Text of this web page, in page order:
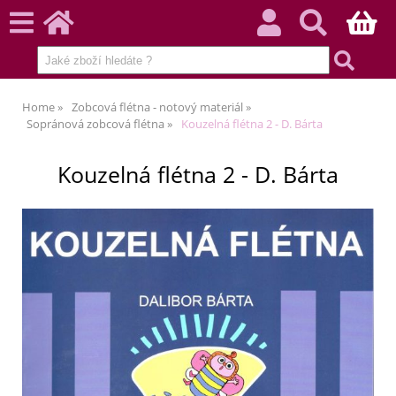
Home
Zobcová flétna - notový materiál
Sopránová zobcová flétna
Kouzelná flétna 2 - D. Bárta
Kouzelná flétna 2 - D. Bárta